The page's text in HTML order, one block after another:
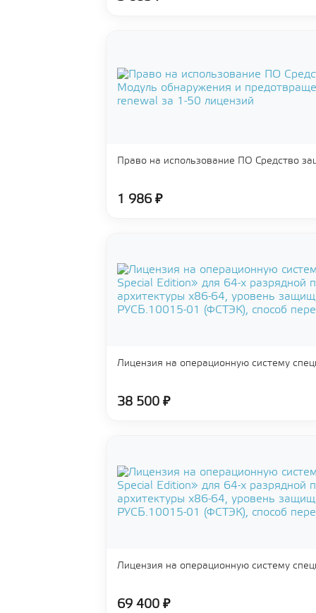
Право на использование ПО Средство
1 986 ₽
Лицензия на операционную систему
38 500 ₽
Лицензия на операционную систему
69 400 ₽